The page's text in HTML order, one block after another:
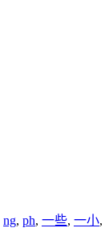
ng, ph, 一些, 一小,